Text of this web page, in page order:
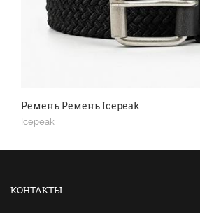
Ремень Ремень Icepeak
Icepeak
КОНТАКТЫ